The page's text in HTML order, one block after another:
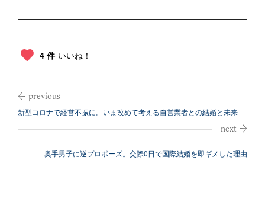
4 件 いいね！
新型コロナで経営不振に。いま改めて考える自営業者との結婚と未来
奥手男子に逆プロポーズ。交際0日で国際結婚を即ギメした理由